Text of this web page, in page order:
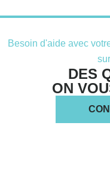
Besoin d'aide avec
DES
ON